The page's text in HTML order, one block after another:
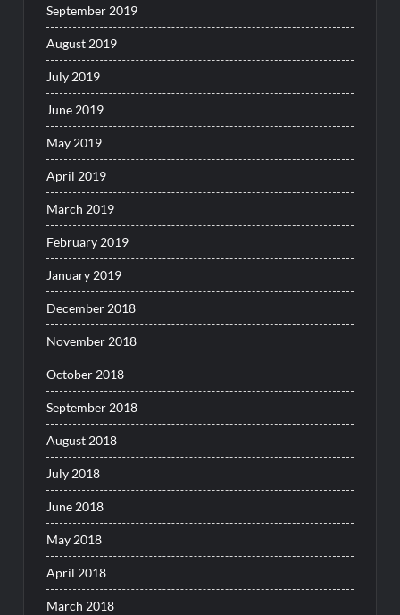
September 2019
August 2019
July 2019
June 2019
May 2019
April 2019
March 2019
February 2019
January 2019
December 2018
November 2018
October 2018
September 2018
August 2018
July 2018
June 2018
May 2018
April 2018
March 2018